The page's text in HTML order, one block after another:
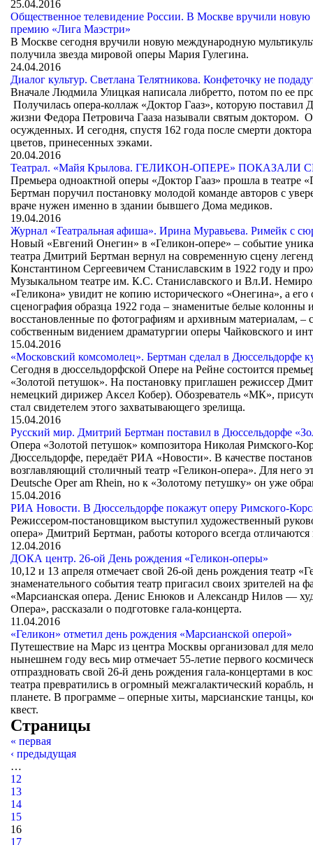
25.04.2016
Общественное телевидение России. В Москве вручили
премию «Лига Маэстри»
В Москве сегодня вручили новую международную
получила звезда мировой оперы Мария Гулегина.
24.04.2016
Диалог культур. Светлана Телятникова. Конфеточку не
Вначале Людмила Улицкая написала либретто, потом по ее
Получилась опера-коллаж «Доктор Гааз», которую
жизни Федора Петровича Гааза называли святым доктором.
осужденных. И сегодня, спустя 162 года после смерти
цветов, принесенных зэками.
20.04.2016
Театрал. «Майя Крылова. ГЕЛИКОН-ОПЕРЕ»
Премьера одноактной оперы «Доктор Гааз» прошла в театре
Бертман поручил постановку молодой команде авторов с
враче нужен именно в здании бывшего Дома медиков.
19.04.2016
Журнал «Театральная афиша». Ирина Муравьева. Римейк с
Новый «Евгений Онегин» в «Геликон-­опере» – событие
театра Дмитрий Бертман вернул на современную сцену
Константином Сергеевичем Станиславским в 1922 году и
Музыкальном театре им. К.С. Станиславского и Вл.И.
«Геликона» увидит не копию исторического «Онегина», а
сценография образца 1922 года – знаменитые белые
восстановленные по фотографиям и архивным материалам, –
собственным видением драматургии оперы Чайковского и
15.04.2016
«Московский комсомолец». Бертман сделал в Дюссельдорфе
Сегодня в дюссельдорфской Опере на Рейне состоится
«Золотой петушок». На постановку приглашен режиссер
немецкий дирижер Аксел Кобер). Обозреватель «МК»,
стал свидетелем этого захватывающего зрелища.
15.04.2016
Русский мир. Дмитрий Бертман поставил в Дюссельдорфе
Опера «Золотой петушок» композитора Николая Римского-
Дюссельдорфе, передаёт РИА «Новости». В качестве
возглавляющий столичный театр «Геликон-опера». Для него
Deutsche Oper am Rhein, но к «Золотому петушку» он уже
15.04.2016
РИА Новости. В Дюссельдорфе покажут оперу Римского-
Режиссером-постановщиком выступил художественный
опера» Дмитрий Бертман, работы которого всегда
12.04.2016
ДОКА центр. 26-ой День рождения «Геликон-оперы»
10,12 и 13 апреля отмечает свой 26-ой день рождения театр
знаменательного события театр пригасил своих зрителей на
«Марсианская опера. Денис Енюков и Александр Нилов —
Опера», рассказали о подготовке гала-концерта.
11.04.2016
«Геликон» отметил день рождения «Марсианской оперой»
Путешествие на Марс из центра Москвы организовал для
нынешнем году весь мир отмечает 55-летие первого
отпраздновать свой 26-й день рождения гала-концертами в
театра превратились в огромный межгалактический корабль,
планете. В программе – оперные хиты, марсианские танцы,
квест.
Страницы
« первая
‹ предыдущая
…
12
13
14
15
16
17